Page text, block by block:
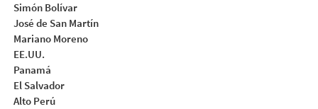
Simón Bolívar
José de San Martín
Mariano Moreno
EE.UU.
Panamá
El Salvador
Alto Perú